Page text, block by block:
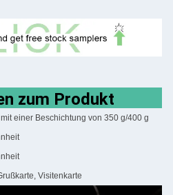
zum Produkt
einer Beschichtung von 350 g/400 g
Visitenkarte